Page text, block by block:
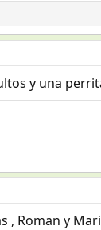
y una
, Roman y